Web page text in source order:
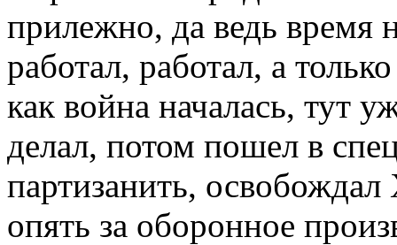
прилежно, да ведь время
работал, работал, а
как война началась, тут
делал, потом пошел в
партизанить,
опять за оборонное